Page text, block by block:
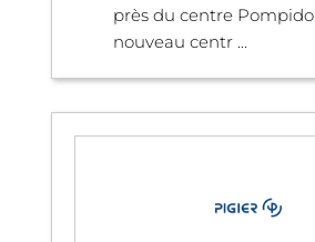
près du centre
nouveau centr ...